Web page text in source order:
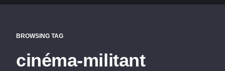
BROWSING TAG
cinéma-militant